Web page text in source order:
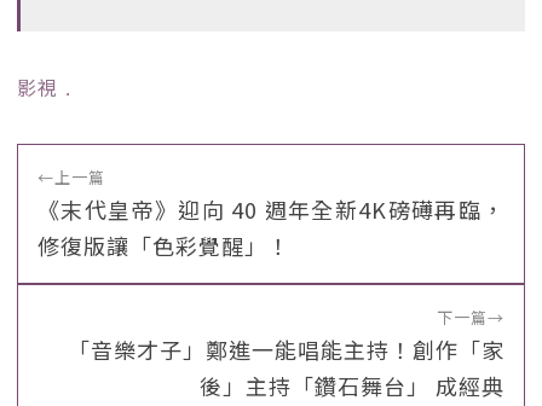
影視 ﹒
←上一篇
《末代皇帝》迎向 40 週年全新4K磅礡再臨，
修復版讓「色彩覺醒」！
下一篇→
「音樂才子」鄭進一能唱能主持！創作「家
後」主持「鑽石舞台」 成經典